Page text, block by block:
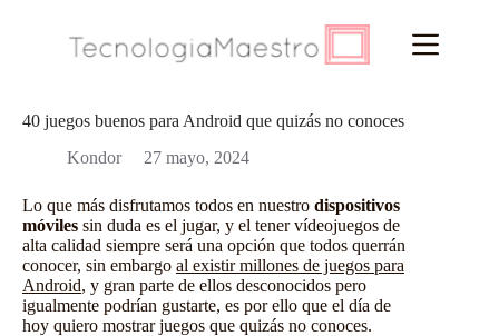
40 juegos buenos para Android que quizás no conoces
Kondor
27 mayo, 2024
Lo que más disfrutamos todos en nuestro dispositivos
móviles sin duda es el jugar, y el tener vídeojuegos de
alta calidad siempre será una opción que todos querrán
conocer, sin embargo al existir millones de juegos para
Android, y gran parte de ellos desconocidos pero
igualmente podrían gustarte, es por ello que el día de
hoy quiero mostrar juegos que quizás no conoces.